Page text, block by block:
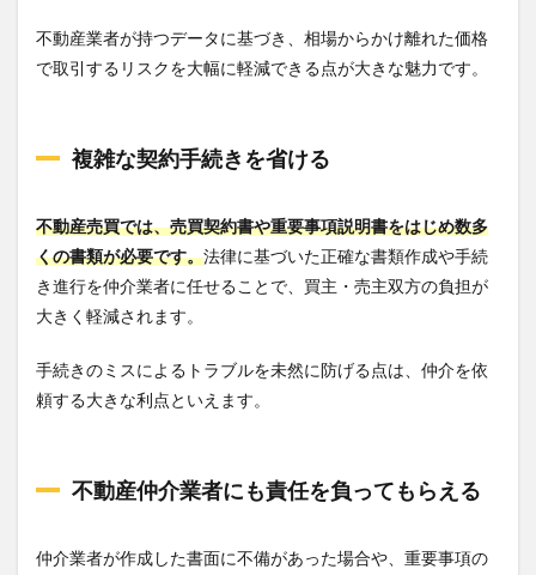
不動産業者が持つデータに基づき、相場からかけ離れた価格
で取引するリスクを大幅に軽減できる点が大きな魅力です。
複雑な契約手続きを省ける
不動産売買では、売買契約書や重要事項説明書をはじめ数多
くの書類が必要です。法律に基づいた正確な書類作成や手続
き進行を仲介業者に任せることで、買主・売主双方の負担が
大きく軽減されます。
手続きのミスによるトラブルを未然に防げる点は、仲介を依
頼する大きな利点といえます。
不動産仲介業者にも責任を負ってもらえる
仲介業者が作成した書面に不備があった場合や、重要事項の